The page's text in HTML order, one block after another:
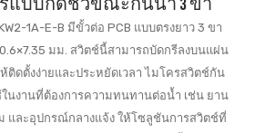
แบบกดชั่วขณะกันน้ำ 3 ขา
1A-E-B มีขั้วต่อ PCB แบบตรงยาว 3 ขา
มม. สวิตช์นี้สามารถบัดกรีลงบนแผ่น
ติดตั้งง่ายและประหยัดเวลา ไมโครสวิตช์กัน
นงานที่ต้องการความทนทานต่อน้ำ เช่น ยาน
และอุปกรณ์กลางแจ้ง ให้โซลูชันการสวิตช์ที่